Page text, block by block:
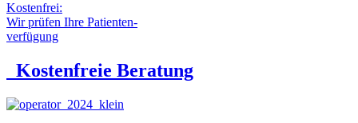
Kostenfrei:
Wir prüfen Ihre Patienten-
verfügung
Kostenfreie Beratung